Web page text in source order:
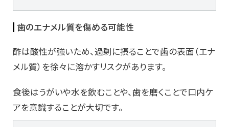
歯のエナメル質を傷める可能性
酢は酸性が強いため、過剰に摂ることで歯の表面（エナ
メル質）を徐々に溶かすリスクがあります。
食後はうがいや水を飲むことや、歯を磨くことで口内ケ
アを意識することが大切です。